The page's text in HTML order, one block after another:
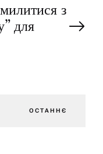
з
для
ОСТАННЄ